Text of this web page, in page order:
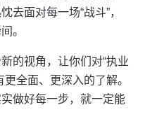
去面对每一场“战斗”，
。
的视角，让你们对“执业
全面、更深入的了解。
做好每一步，就一定能